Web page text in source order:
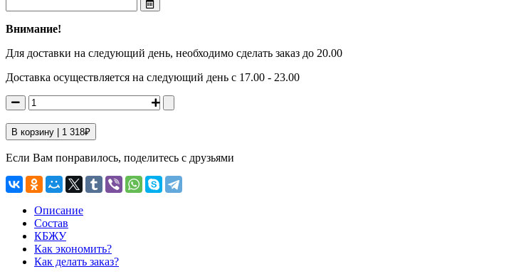
Внимание!
Для доставки на следующий день, необходимо сделать заказ до 20.00
Доставка осуществляется на следующий день с 17.00 - 23.00
В корзину | 1 318₽
Если Вам понравилось, поделитесь с друзьями
Описание
Состав
КБЖУ
Как экономить?
Как делать заказ?